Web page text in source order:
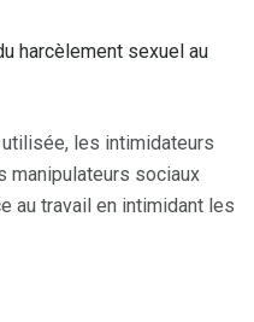
harcèlement sexuel au
les intimidateurs
manipulateurs sociaux
au travail en intimidant les